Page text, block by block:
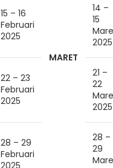
MARET
15 – 16
Februari
2025
14 –
15
2025
22 – 23
Februari
2025
21 –
22
2025
28 – 29
Februari
28 –
29